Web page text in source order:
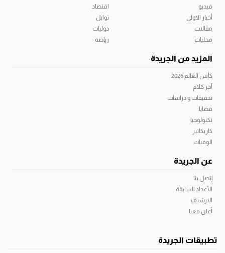
فيديو
أخبار الاولى
مقالات
محليات
اقتصاد
توابل
دوليات
رياضة
المزيد من الجريدة
كأس العالم 2026
آخر كلام
تحقيقات و دراسات
قضايا
تكنولوجيا
كاريكاتير
الوفيات
عن الجريدة
إتصل بنا
الأعداد السابقة
الارشيف
أعلن معنا
تطبيقات الجريدة